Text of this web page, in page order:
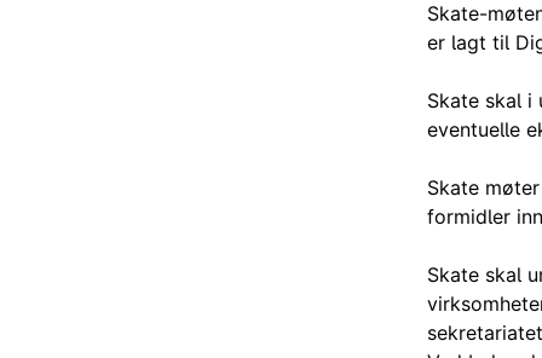
Skate-
er lagt til
Skate skal
eventuelle
Skate
formidler
Skate skal